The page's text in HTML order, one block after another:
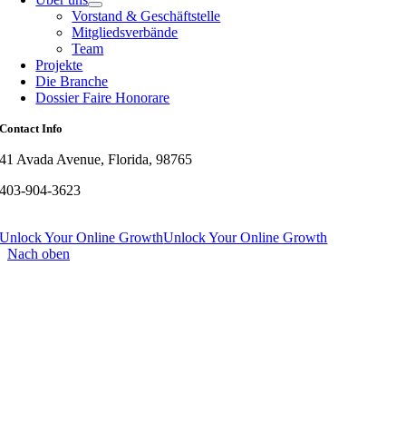
Vorstand & Geschäftstelle
Mitgliedsverbände
Team
Projekte
Die Branche
Dossier Faire Honorare
Contact Info
41 Avada Avenue, Florida, 98765
403-904-3623
Unlock Your Online GrowthUnlock Your Online Growth
Nach oben